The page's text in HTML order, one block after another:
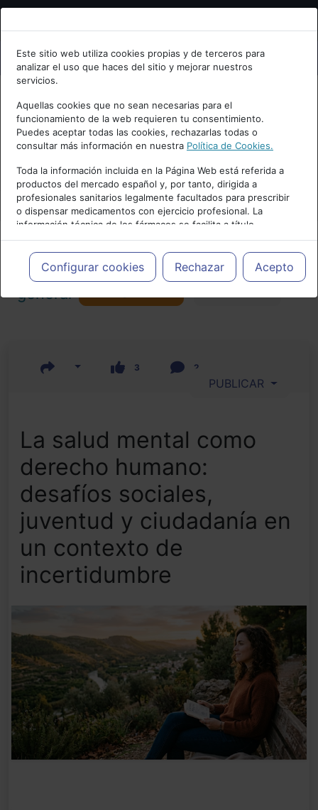
Bienvenid@ a psiquiatria.com
Escribe tu Email
Accede o regístrate con tu email.
Cancelar
Este sitio web utiliza cookies propias y de terceros para
analizar el uso que haces del sitio y mejorar nuestros
servicios.
Aquellas cookies que no sean necesarias para el
funcionamiento de la web requieren tu consentimiento.
Puedes aceptar todas las cookies, rechazarlas todas o
consultar más información en nuestra Política de Cookies.
Toda la información incluida en la Página Web está referida a
productos del mercado español y, por tanto, dirigida a
profesionales sanitarios legalmente facultados para prescribir
o dispensar medicamentos con ejercicio profesional. La
información técnica de los fármacos se facilita a título
meramente informativo, siendo responsabilidad de los
profesionales facultados prescribir medicamentos y decidir, en
cada caso concreto, el tratamiento más adecuado a las
necesidades del paciente.
Configurar cookies Rechazar Acepto
Actualidad y Artículos|Psiquiatría
general
3 2
PUBLICAR
La salud mental como
derecho humano:
desafíos sociales,
juventud y ciudadanía en
un contexto de
incertidumbre